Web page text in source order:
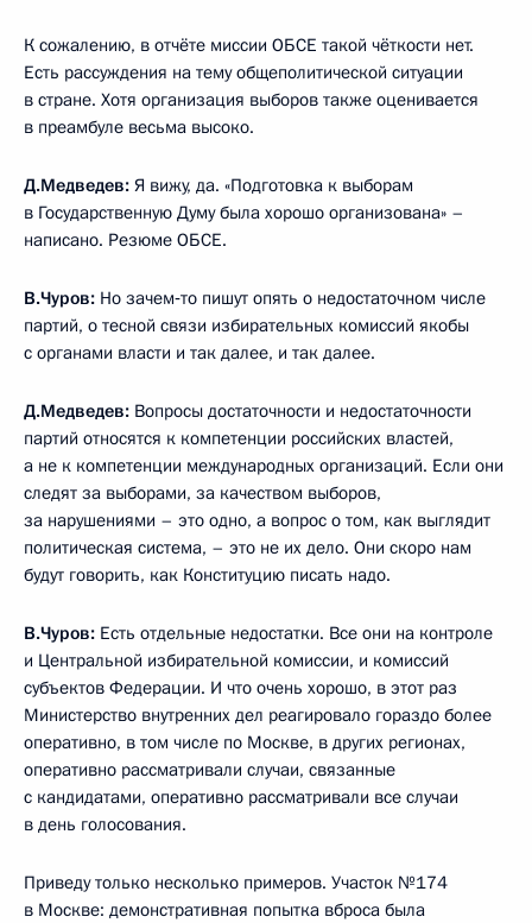
К сожалению, в отчёте миссии ОБСЕ такой чёткости нет.
Есть рассуждения на тему общеполитической ситуации
в стране. Хотя организация выборов также оценивается
в преамбуле весьма высоко.
Д.Медведев: Я вижу, да. «Подготовка к выборам
в Государственную Думу была хорошо организована» –
написано. Резюме ОБСЕ.
В.Чуров: Но зачем‑то пишут опять о недостаточном числе
партий, о тесной связи избирательных комиссий якобы
с органами власти и так далее, и так далее.
Д.Медведев: Вопросы достаточности и недостаточности
партий относятся к компетенции российских властей,
а не к компетенции международных организаций. Если они
следят за выборами, за качеством выборов,
за нарушениями – это одно, а вопрос о том, как выглядит
политическая система, – это не их дело. Они скоро нам
будут говорить, как Конституцию писать надо.
В.Чуров: Есть отдельные недостатки. Все они на контроле
и Центральной избирательной комиссии, и комиссий
субъектов Федерации. И что очень хорошо, в этот раз
Министерство внутренних дел реагировало гораздо более
оперативно, в том числе по Москве, в других регионах,
оперативно рассматривали случаи, связанные
с кандидатами, оперативно рассматривали все случаи
в день голосования.
Приведу только несколько примеров. Участок №174
в Москве: демонстративная попытка вброса была